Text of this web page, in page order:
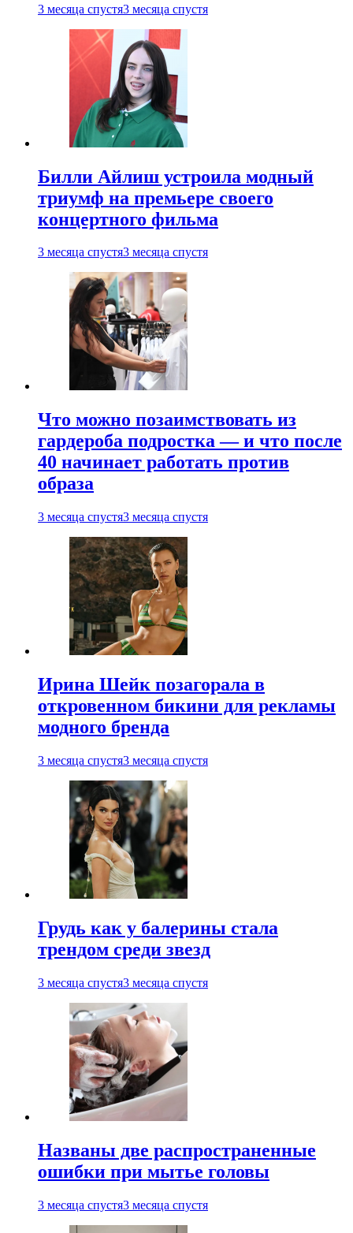
3 месяца спустя3 месяца спустя
Билли Айлиш устроила модный
триумф на премьере своего
концертного фильма
3 месяца спустя3 месяца спустя
Что можно позаимствовать из
гардероба подростка — и что после
40 начинает работать против
образа
3 месяца спустя3 месяца спустя
Ирина Шейк позагорала в
откровенном бикини для рекламы
модного бренда
3 месяца спустя3 месяца спустя
Грудь как у балерины стала
трендом среди звезд
3 месяца спустя3 месяца спустя
Названы две распространенные
ошибки при мытье головы
3 месяца спустя3 месяца спустя